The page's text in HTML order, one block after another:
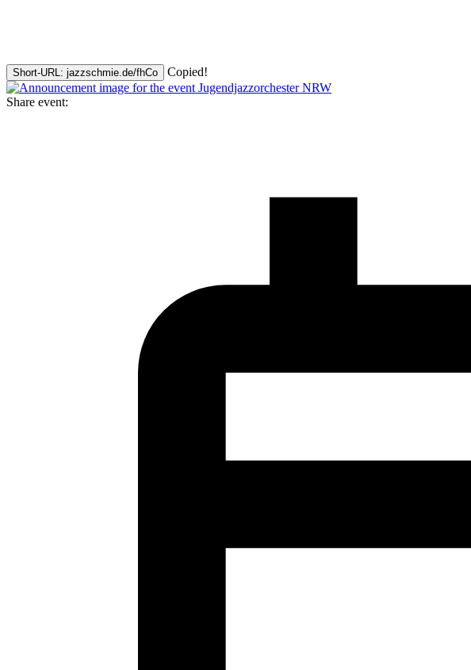
Short-URL: jazzschmie.de/fhCo Copied!
Share event: